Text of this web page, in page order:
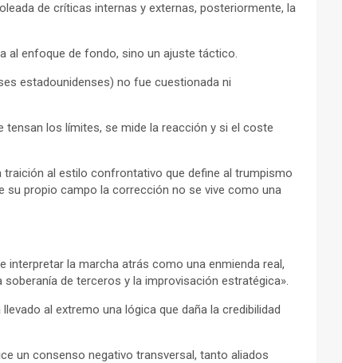
de críticas internas y externas, posteriormente, la
al enfoque de fondo, sino un ajuste táctico.
estadounidenses) no fue cuestionada ni
los límites, se mide la reacción y si el coste
al estilo confrontativo que define al trumpismo
su propio campo la corrección no se vive como una
la marcha atrás como una enmienda real,
de terceros y la improvisación estratégica».
al extremo una lógica que daña la credibilidad
un consenso negativo transversal, tanto aliados